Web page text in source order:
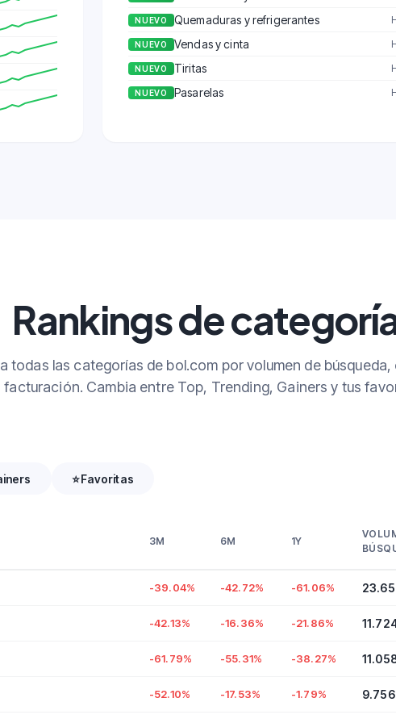
NUEVO Quemaduras y refrigerantes
NUEVO Vendas y cinta
NUEVO Tiritas
NUEVO Pasarelas
Rankings de
todas las categorías de bol.com por volumen de
facturación. Cambia entre Top, Trending, Gainers y tus
⭐Favoritas
3M 6M 1Y
-39.04% -42.72% -61.06%
-42.13% -16.36% -21.86%
-61.79% -55.31% -38.27%
-52.10% -17.53% -1.79%